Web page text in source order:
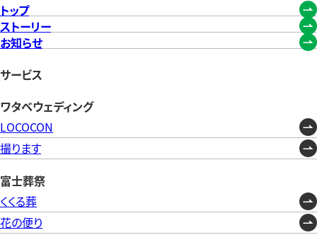
トップ
ストーリー
お知らせ
サービス
ワタベウェディング
LOCOCON
撮ります
富士葬祭
くくる葬
花の便り